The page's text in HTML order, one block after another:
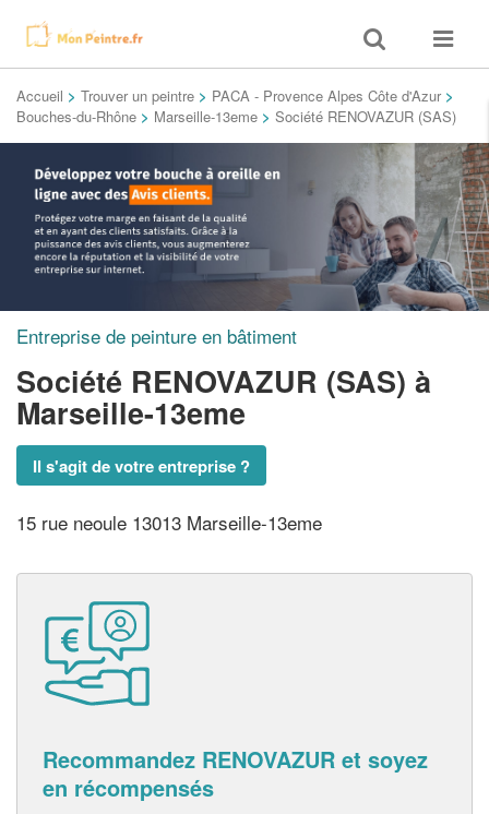
Toggle
search
Toggle
Accueil > Trouver un peintre > PACA - Provence Alpes Côte d'Azur >
Bouches-du-Rhône > Marseille-13eme > Société RENOVAZUR (SAS)
Entreprise de peinture en bâtiment
Société RENOVAZUR (SAS) à
Marseille-13eme
Il s'agit de votre entreprise ?
15 rue neoule 13013 Marseille-13eme
Recommandez RENOVAZUR et soyez
en récompensés